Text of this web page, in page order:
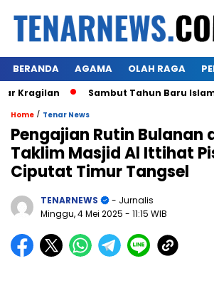
BERANDA AGAMA OLAH RAGA
Sambut Tahun Baru Islam 1
Home / Tenar News
Pengajian Rutin Bulanan
Taklim Masjid Al Ittihat
Ciputat Timur Tangsel
TENARNEWS
- Jurnalis
Minggu, 4 Mei 2025 - 11:15 WIB